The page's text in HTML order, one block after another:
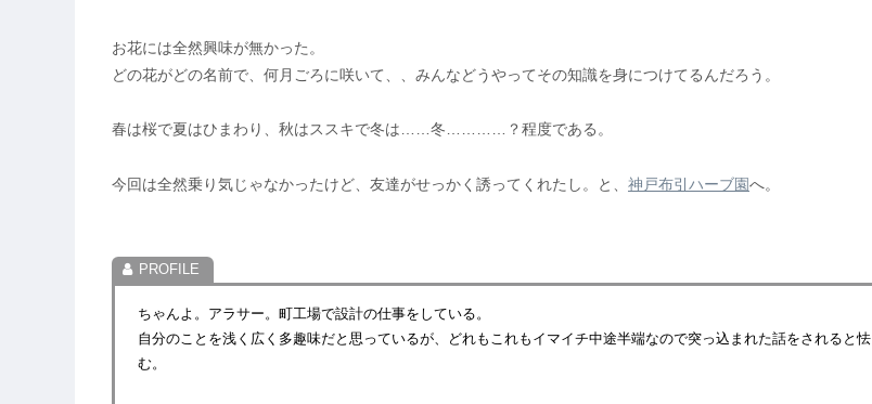
お花には全然興味が無かった。
どの花がどの名前で、何月ごろに咲いて、、みんなどうやってその知識を身につけてるんだろう。
春は桜で夏はひまわり、秋はススキで冬は……冬…………？程度である。
今回は全然乗り気じゃなかったけど、友達がせっかく誘ってくれたし。と、 神戸布引ハーブ園へ。
ちゃんよ。アラサー。町工場で設計の仕事をしている。
自分のことを浅く広く多趣味だと思っているが、どれもこれもイマイチ中途半端なので突っ込まれた話をされると怯
む。